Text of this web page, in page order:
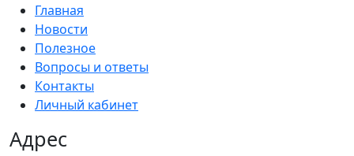
Главная
Новости
Полезное
Вопросы и ответы
Контакты
Личный кабинет
Адрес